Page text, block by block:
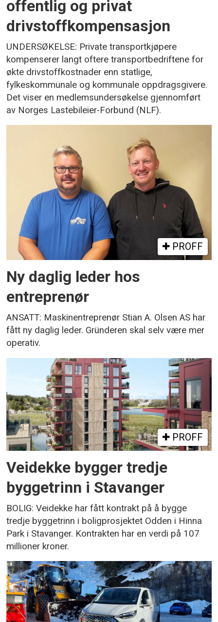
offentlig og privat
drivstoffkompensasjon
UNDERSØKELSE: Private transportkjøpere
kompenserer langt oftere transportbedriftene for
økte drivstoffkostnader enn statlige,
fylkeskommunale og kommunale oppdragsgivere.
Det viser en medlemsundersøkelse gjennomført
av Norges Lastebileier-Forbund (NLF).
PROFF
Ny daglig leder hos
entreprenør
ANSATT: Maskinentreprenør Stian A. Olsen AS har
fått ny daglig leder. Gründeren skal selv være mer
operativ.
PROFF
Veidekke bygger tredje
byggetrinn i Stavanger
BOLIG: Veidekke har fått kontrakt på å bygge
tredje byggetrinn i boligprosjektet Odden i Hinna
Park i Stavanger. Kontrakten har en verdi på 107
millioner kroner.